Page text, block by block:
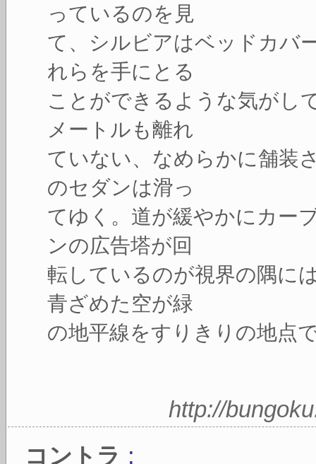
っているのを見
て、シルビアはベッドカバ
れらを手にとる
ことができるような気がし
メートルも離れ
ていない、なめらかに舗装
のセダンは滑っ
てゆく。道が緩やかにカー
ンの広告塔が回
転しているのが視界の隅に
青ざめた空が緑
の地平線をすりきりの地点
http://
コントラ :